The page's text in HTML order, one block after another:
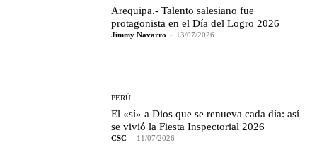
Arequipa.- Talento salesiano fue
protagonista en el Día del Logro 2026
Jimmy Navarro - 13/07/2026
PERÚ
El «sí» a Dios que se renueva cada día: así
se vivió la Fiesta Inspectorial 2026
CSC - 11/07/2026